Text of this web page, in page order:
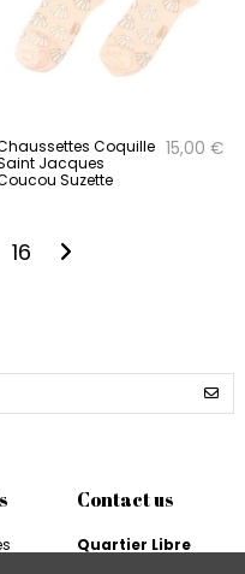
Coquille
Jacques
Suzette
15,00 €
16
Contact us
Quartier Libre